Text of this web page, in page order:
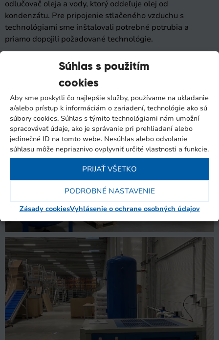
Súhlas s použitím
cookies
Aby sme poskytli čo najlepšie služby, používame na ukladanie
a/alebo prístup k informáciám o zariadení, technológie ako sú
súbory cookies. Súhlas s týmito technológiami nám umožní
spracovávať údaje, ako je správanie pri prehliadaní alebo
jedinečné ID na tomto webe. Nesúhlas alebo odvolanie
súhlasu môže nepriaznivo ovplyvniť určité vlastnosti a funkcie.
PRIJAŤ VŠETKO
PODROBNÉ NASTAVENIE
Zásady cookiesVyhlásenie o ochrane osobných údajov
odlučovač oleja a vody, ktorý oddeľuje olej od
kondenzátu. Pre pripojenie stlačeného vzduchu s
technológiami sme inštalovali potrebné potrubia a
priamo dopojili požadované technológie.
potrubia a elektroinštalácie.